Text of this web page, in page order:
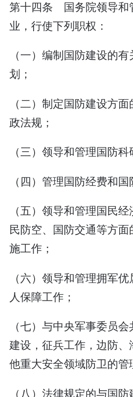
第十四条 国务院领导和
业，行使下列职权：
（一）编制国防建设的
划；
（二）制定国防建设方
政法规；
（三）领导和管理国防科
（四）管理国防经费和国
（五）领导和管理国民
民防空、国防交通等方
施工作；
（六）领导和管理拥军
人保障工作；
（七）与中央军事委员
建设，征兵工作，边防
他重大安全领域防卫的管
（八）法律规定的与国